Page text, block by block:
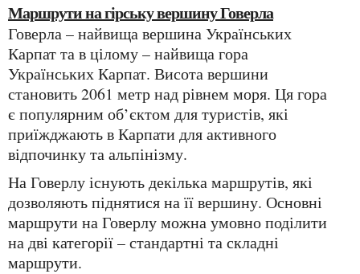
Маршрути на гірську вершину Говерла
Говерла – найвища вершина Українських
Карпат та в цілому – найвища гора
Українських Карпат. Висота вершини
становить 2061 метр над рівнем моря. Ця гора
є популярним об’єктом для туристів, які
приїжджають в Карпати для активного
відпочинку та альпінізму.
На Говерлу існують декілька маршрутів, які
дозволяють піднятися на її вершину. Основні
маршрути на Говерлу можна умовно поділити
на дві категорії – стандартні та складні
маршрути.